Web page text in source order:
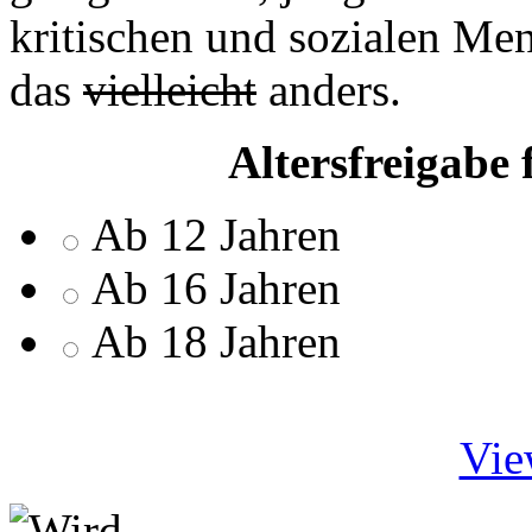
kritischen und sozialen
das vielleicht anders.
Altersfreigabe
Ab 12 Jahren
Ab 16 Jahren
Ab 18 Jahren